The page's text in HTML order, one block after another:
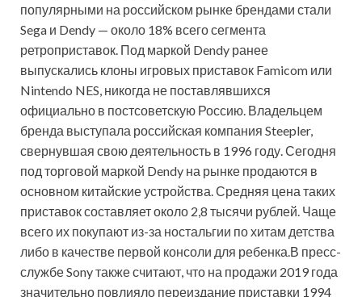
популярными на российском рынке брендами стали
Sega и Dendy — около 18% всего сегмента
ретроприставок. Под маркой Dendy ранее
выпускались клоны игровых приставок Famicom или
Nintendo NES, никогда не поставлявшихся
официально в постсоветскую Россию. Владельцем
бренда выступала российская компания Steepler,
свернувшая свою деятельность в 1996 году. Сегодня
под торговой маркой Dendy на рынке продаются в
основном китайские устройства. Средняя цена таких
приставок составляет около 2,8 тысячи рублей. Чаще
всего их покупают из-за ностальгии по хитам детства
либо в качестве первой консоли для ребенка.В пресс-
службе Sony также считают, что на продажи 2019 года
значительно повлияло переиздание приставки 1994